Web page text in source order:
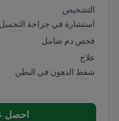
فريق شفط الدهون مع
التجميلية والترميمية.
التشخيص
استشارة في جراحة التجميل
فحص دم شامل
علاج
شفط الدهون في البطن
احصل